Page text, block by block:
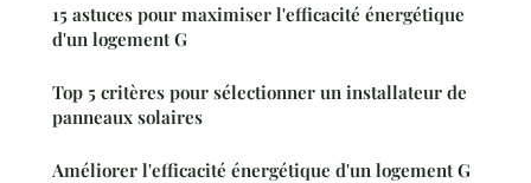
15 astuces pour maximiser l'efficacité énergétique
d'un logement G
Top 5 critères pour sélectionner un installateur de
panneaux solaires
Améliorer l'efficacité énergétique d'un logement G